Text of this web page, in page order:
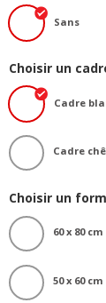
Sans
Choisir un
Cadre
Cadre
Choisir un
60 x 80 cm
50 x 60 cm